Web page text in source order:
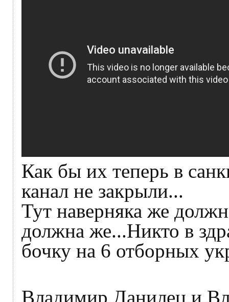
Как бы их теперь в
канал не закрыли...
Тут наверняка же
должна же...Никто в
бочку на 6 отборных
Владимир Данилец и